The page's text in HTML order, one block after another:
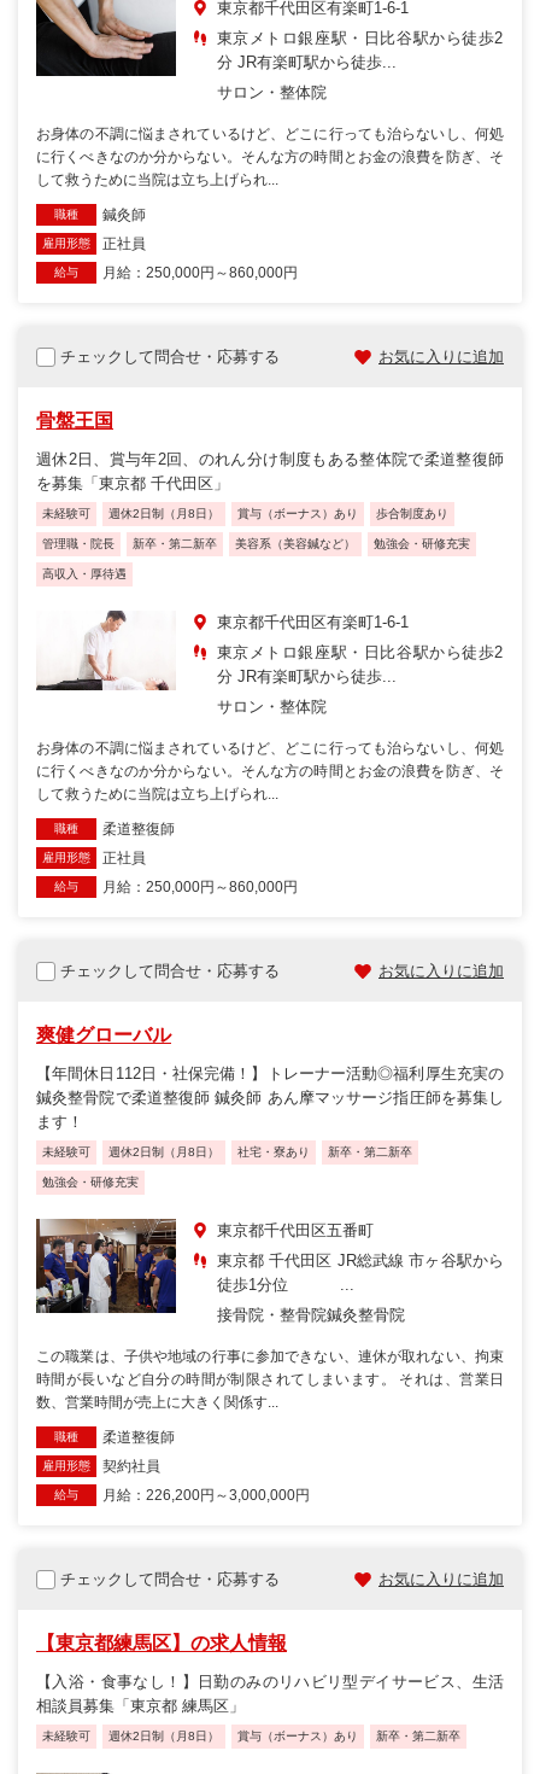
東京都千代田区有楽町1-6-1
東京メトロ銀座駅・日比谷駅から徒歩2
分 JR有楽町駅から徒歩...
サロン・整体院
お身体の不調に悩まされているけど、どこに行っても治らないし、何処
に行くべきなのか分からない。そんな方の時間とお金の浪費を防ぎ、そ
して救うために当院は立ち上げられ...
職種 鍼灸師
雇用形態 正社員
給与 月給：250,000円～860,000円
チェックして問合せ・応募する お気に入りに追加
骨盤王国
週休2日、賞与年2回、のれん分け制度もある整体院で柔道整復師
を募集「東京都 千代田区」
未経験可 週休2日制（月8日） 賞与（ボーナス）あり 歩合制度あり
管理職・院長 新卒・第二新卒 美容系（美容鍼など） 勉強会・研修充実
高収入・厚待遇
東京都千代田区有楽町1-6-1
東京メトロ銀座駅・日比谷駅から徒歩2
分 JR有楽町駅から徒歩...
サロン・整体院
お身体の不調に悩まされているけど、どこに行っても治らないし、何処
に行くべきなのか分からない。そんな方の時間とお金の浪費を防ぎ、そ
して救うために当院は立ち上げられ...
職種 柔道整復師
雇用形態 正社員
給与 月給：250,000円～860,000円
チェックして問合せ・応募する お気に入りに追加
爽健グローバル
【年間休日112日・社保完備！】トレーナー活動◎福利厚生充実の
鍼灸整骨院で柔道整復師 鍼灸師 あん摩マッサージ指圧師を募集し
ます！
未経験可 週休2日制（月8日） 社宅・寮あり 新卒・第二新卒
勉強会・研修充実
東京都千代田区五番町
東京都 千代田区 JR総武線 市ヶ谷駅から
徒歩1分位 ...
接骨院・整骨院鍼灸整骨院
この職業は、子供や地域の行事に参加できない、連休が取れない、拘束
時間が長いなど自分の時間が制限されてしまいます。 それは、営業日
数、営業時間が売上に大きく関係す...
職種 柔道整復師
雇用形態 契約社員
給与 月給：226,200円～3,000,000円
チェックして問合せ・応募する お気に入りに追加
【東京都練馬区】の求人情報
【入浴・食事なし！】日勤のみのリハビリ型デイサービス、生活
相談員募集「東京都 練馬区」
未経験可 週休2日制（月8日） 賞与（ボーナス）あり 新卒・第二新卒